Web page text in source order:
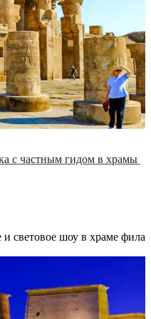
с частным гидом в храмы
и световое шоу в храме фила